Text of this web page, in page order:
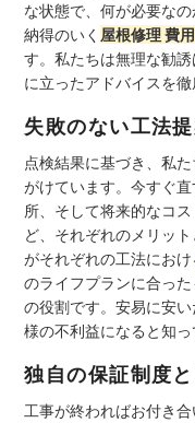
な状態で、何が必要な
納得のいく 屋根修理 費
す。私たちは無理な勧
に立ったアドバイスを徹
失敗のない工法
点検結果に基づき、私
がけています。今すぐ
所、そして将来的なコ
ど、それぞれのメリッ
がそれぞれの工法におけ
のライフプランに合っ
の役割です。安易に安
様の不利益になると知っ
独自の保証制度
工事が終わればお付き